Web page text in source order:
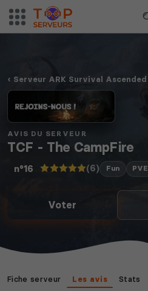
Serveur ARK Survival Ascended
AVIS DU SERVEUR
TCF - The CampFire
n°16 (6) Fun PVE
Voter
Fiche serveur Les avis Stats